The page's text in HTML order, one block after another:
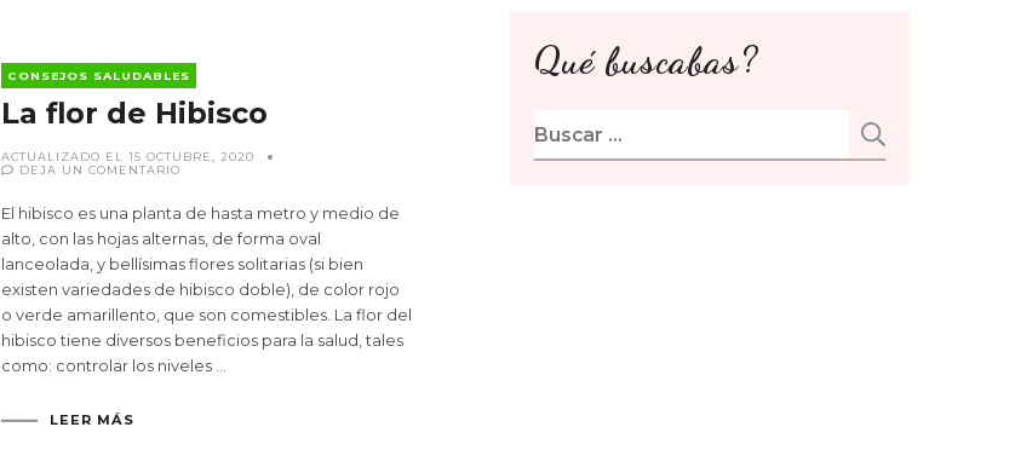
CONSEJOS SALUDABLES
La flor de Hibisco
ACTUALIZADO EL 15 OCTUBRE, 2020
DEJA UN COMENTARIOEN
DE
HIBISCO
El hibisco es una planta de hasta metro y medio de
alto, con las hojas alternas, de forma oval
lanceolada, y bellísimas flores solitarias (si bien
existen variedades de hibisco doble), de color rojo
o verde amarillento, que son comestibles. La flor del
hibisco tiene diversos beneficios para la salud, tales
como: controlar los niveles …
LEER MÁS
Qué buscabas?
Buscar: